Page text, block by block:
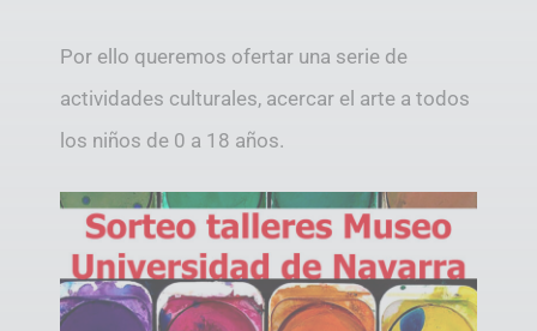
Por ello queremos ofertar una serie de
actividades culturales, acercar el arte a todos
los niños de 0 a 18 años.